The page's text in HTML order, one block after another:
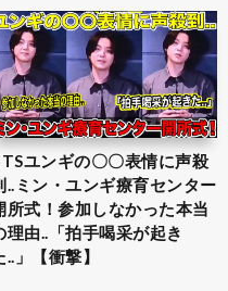
ユンギの〇〇表情に声殺
..ミン・ユンギ療育センター
所式！参加しなかった本当
理由..「拍手喝采が起き
..」【衝撃】